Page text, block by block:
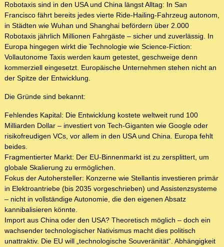
Robotaxis sind in den USA und China längst Alltag: In San
Francisco fährt bereits jedes vierte Ride-Hailing-Fahrzeug autonom,
in Städten wie Wuhan und Shanghai befördern über 2.000
Robotaxis jährlich Millionen Fahrgäste – sicher und zuverlässig. In
Europa hingegen wirkt die Technologie wie Science-Fiction:
Vollautonome Taxis werden kaum getestet, geschweige denn
kommerziell eingesetzt. Europäische Unternehmen stehen nicht an
der Spitze der Entwicklung.
Die Gründe sind bekannt:
Fehlendes Kapital: Die Entwicklung kostete weltweit rund 100
Milliarden Dollar – investiert von Tech-Giganten wie Google oder
risikofreudigen VCs, vor allem in den USA und China. Europa fehlt
beides.
Fragmentierter Markt: Der EU-Binnenmarkt ist zu zersplittert, um
globale Skalierung zu ermöglichen.
Fokus der Autohersteller: Konzerne wie Stellantis investieren primär
in Elektroantriebe (bis 2035 vorgeschrieben) und Assistenzsysteme
– nicht in vollständige Autonomie, die den eigenen Absatz
kannibalisieren könnte.
Import aus China oder den USA? Theoretisch möglich – doch ein
wachsender technologischer Nativismus macht dies politisch
unattraktiv. Die EU will „technologische Souveränität“. Abhängigkeit